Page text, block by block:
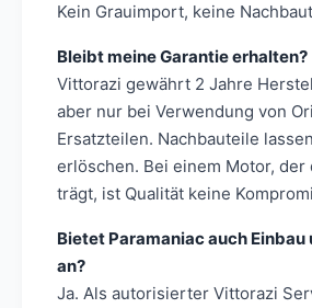
Kein Grauimport, keine
Bleibt meine Garantie erhalten?
Vittorazi gewährt 2 Jahre
aber nur bei Verwendung von
Ersatzteilen. Nachbauteile
erlöschen. Bei einem Motor, der
trägt, ist Qualität keine
Bietet Paramaniac auch Einbau
an?
Ja. Als autorisierter Vittorazi